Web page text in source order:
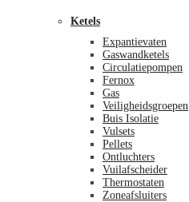
Ketels
Expantievaten
Gaswandketels
Circulatiepompen
Fernox
Gas
Veiligheidsgroepen
Buis Isolatie
Vulsets
Pellets
Ontluchters
Vuilafscheider
Thermostaten
Zoneafsluiters